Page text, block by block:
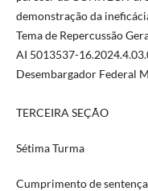
demonstração da
Tema de Repercussão
AI 5013537-
Desembargador Federal
TERCEIRA SEÇÃO
Sétima Turma
Cumprimento de